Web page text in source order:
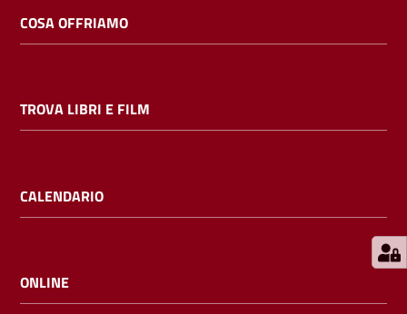
Bambini
E
l
i
COSA OFFRIAMO
TROVA LIBRI E FILM
CALENDARIO
ONLINE